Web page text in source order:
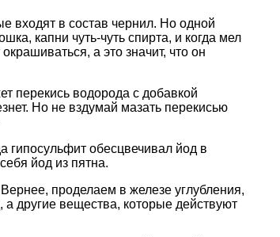
входят в состав чернил. Но одной
капни чуть-чуть спирта, и когда мел
а это значит, что он
перекись водорода с добавкой
Но не вздумай мазать перекисью
гипосульфит обесцвечивал йод в
йод из пятна.
проделаем в железе углубления,
а другие вещества, которые действуют